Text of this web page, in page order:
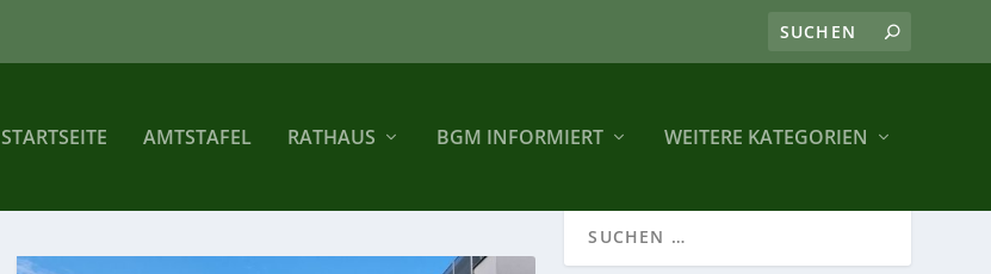
STARTSEITE AMTSTAFEL RATHAUS BGM INFORMIERT WEITERE KATEGORIEN